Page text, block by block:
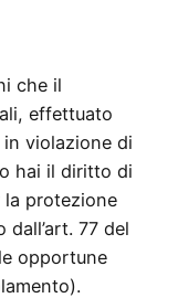
che il
effettuato
violazione di
hai il diritto di
la protezione
77 del
opportune